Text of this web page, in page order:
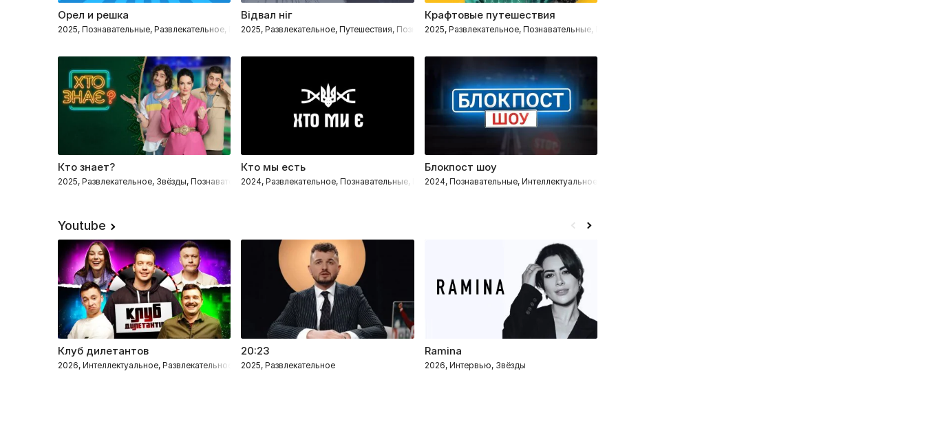
Орел и решка
2025, Познавательные, Развлекательное, Путешествия
Відвал ніг
2025, Развлекательное, Путешествия, Познавательные
Крафтовые путешествия
2025, Развлекательное, Познавательные, Путешествия
Кто знает?
2025, Развлекательное, Звёзды, Познавательные, Интеллектуальное
Кто мы есть
2024, Развлекательное, Познавательные, Интеллектуальное
Блокпост шоу
2024, Познавательные, Интеллектуальное, Развлекательное
Youtube
Клуб дилетантов
2026, Интеллектуальное, Развлекательное
20:23
2025, Развлекательное
Ramina
2026, Интервью, Звёзды